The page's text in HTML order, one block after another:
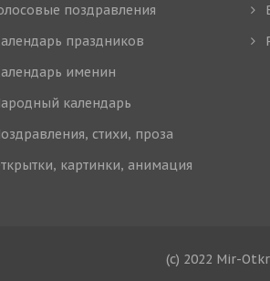
поздравления
праздников
именин
календарь
стихи, проза
картинки, анимация
(c) 2022 Mir-